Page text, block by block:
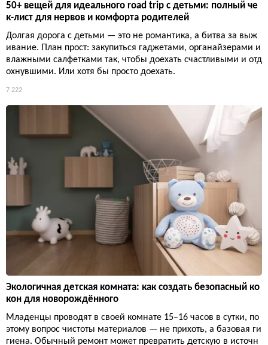
50+ вещей для идеального road trip с детьми: полный че
к-лист для нервов и комфорта родителей
Долгая дорога с детьми — это не романтика, а битва за выж
ивание. План прост: закупиться гаджетами, органайзерами и
влажными салфетками так, чтобы доехать счастливыми и отд
охнувшими. Или хотя бы просто доехать.
7 222
Экологичная детская комната: как создать безопасный ко
кон для новорождённого
Младенцы проводят в своей комнате 15–16 часов в сутки, по
этому вопрос чистоты материалов — не прихоть, а базовая ги
гиена. Обычный ремонт может превратить детскую в источн